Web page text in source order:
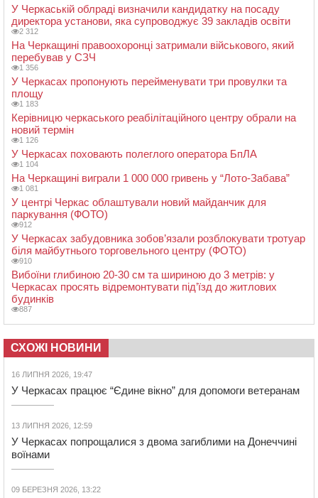
У Черкаській облраді визначили кандидатку на посаду
директора установи, яка супроводжує 39 закладів освіти
2 312
На Черкащині правоохоронці затримали військового, який
перебував у СЗЧ
1 356
У Черкасах пропонують перейменувати три провулки та
площу
1 183
Керівницю черкаського реабілітаційного центру обрали на
новий термін
1 126
У Черкасах поховають полеглого оператора БпЛА
1 104
На Черкащині виграли 1 000 000 гривень у “Лото-Забава”
1 081
У центрі Черкас облаштували новий майданчик для
паркування (ФОТО)
912
У Черкасах забудовника зобов’язали розблокувати тротуар
біля майбутнього торговельного центру (ФОТО)
910
Вибоїни глибиною 20-30 см та шириною до 3 метрів: у
Черкасах просять відремонтувати під’їзд до житлових
будинків
887
СХОЖІ НОВИНИ
16 ЛИПНЯ 2026, 19:47
У Черкасах працює “Єдине вікно” для допомоги ветеранам
13 ЛИПНЯ 2026, 12:59
У Черкасах попрощалися з двома загиблими на Донеччині
воїнами
09 БЕРЕЗНЯ 2026, 13:22